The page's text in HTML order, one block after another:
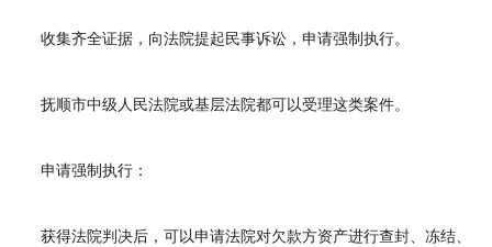
收集齐全证据，向法院提起民事诉讼，申请强制执行。
抚顺市中级人民法院或基层法院都可以受理这类案件。
申请强制执行：
获得法院判决后，可以申请法院对欠款方资产进行查封、冻结、